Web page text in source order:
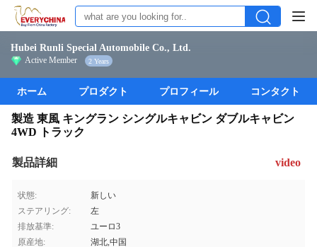
Hubei Runli Special Automobile Co., Ltd.
Active Member 2 Years
ホーム プロダクト プロフィール コンタクト
製造 東風 キングラン シングルキャビン ダブルキャビン
4WD トラック
製品詳細 video
状態:
新しい
ステアリング:
左
排放基準:
ユーロ3
原産地:
湖北,中国